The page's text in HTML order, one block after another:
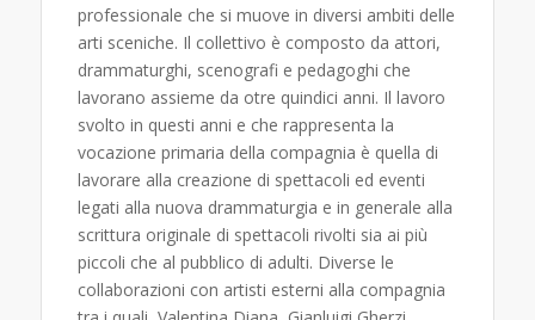
professionale che si muove in diversi ambiti delle
arti sceniche. Il collettivo è composto da attori,
drammaturghi, scenografi e pedagoghi che
lavorano assieme da otre quindici anni. Il lavoro
svolto in questi anni e che rappresenta la
vocazione primaria della compagnia è quella di
lavorare alla creazione di spettacoli ed eventi
legati alla nuova drammaturgia e in generale alla
scrittura originale di spettacoli rivolti sia ai più
piccoli che al pubblico di adulti. Diverse le
collaborazioni con artisti esterni alla compagnia